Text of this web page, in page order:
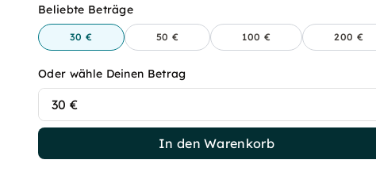
Beliebte Beträge
30 € 50 € 100 € 200 €
Oder wähle Deinen Betrag
30 €
In den Warenkorb